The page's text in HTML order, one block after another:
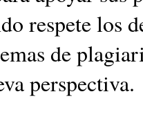
respete los
de
perspectiva.